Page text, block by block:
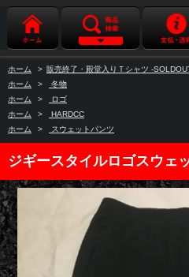
ホーム > 販売終了・殿堂入りＴシャツ -
ホーム
>
冬物
ホーム
>
ロゴ
ホーム
>
HARDCC
ホーム
> スウェットパンツ
ジギースタイルロゴスウェ